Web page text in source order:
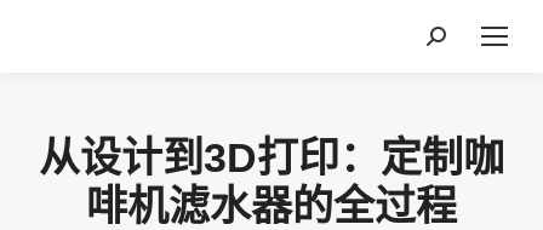
搜
从设计到3D打印：定制咖
啡机滤水器的全过程